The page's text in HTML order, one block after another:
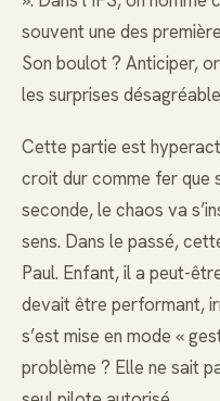
souvent une des
Son boulot ? Anticiper,
les surprises
Cette partie est
croit dur comme fer que
seconde, le chaos va
sens. Dans le passé,
Paul. Enfant, il a peut-
devait être performant,
s’est mise en mode «
problème ? Elle ne sait